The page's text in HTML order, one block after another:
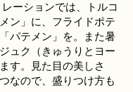
ーションでは、トルコ
ン」に、フライドポテ
パテメン」を。また暑
ュク（きゅうりとヨー
す。見た目の美しさ
なので、盛りつけ方も